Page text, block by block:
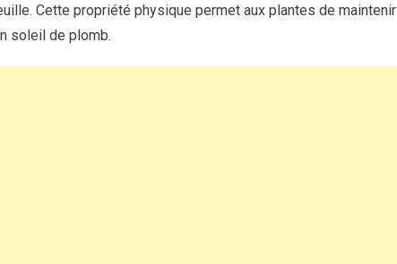
Cette propriété physique permet aux plantes de maintenir
soleil de plomb.